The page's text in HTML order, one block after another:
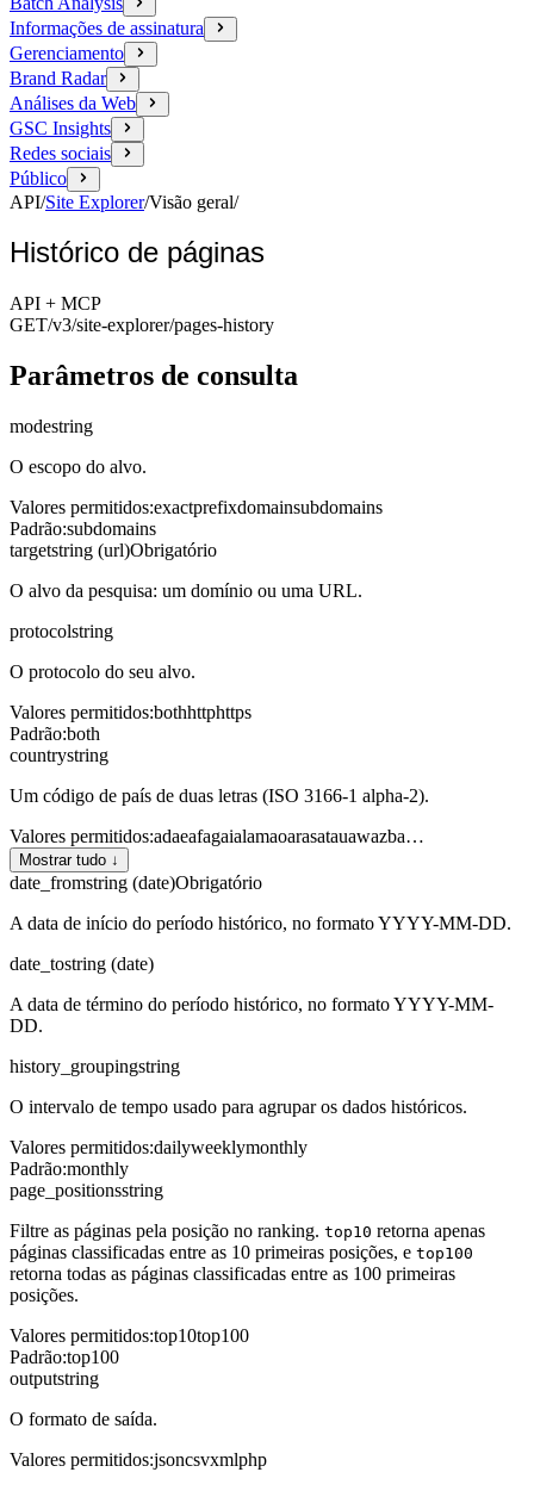
Informações de assinatura
Gerenciamento
Brand Radar
Análises da Web
GSC Insights
Redes sociais
Público
API/Site Explorer/Visão geral/
Histórico de páginas
API + MCP
GET/v3/site-explorer/pages-history
Parâmetros de consulta
modestring
O escopo do alvo.
Valores permitidos:exactprefixdomainsubdomains
Padrão:subdomains
targetstring (url)Obrigatório
O alvo da pesquisa: um domínio ou uma URL.
protocolstring
O protocolo do seu alvo.
Valores permitidos:bothhttphttps
Padrão:both
countrystring
Um código de país de duas letras (ISO 3166-1 alpha-2).
Valores permitidos:adaeafagaialamaoarasatauawazba…
Mostrar tudo ↓
date_fromstring (date)Obrigatório
A data de início do período histórico, no formato YYYY-MM-DD.
date_tostring (date)
A data de término do período histórico, no formato YYYY-MM-
DD.
history_groupingstring
O intervalo de tempo usado para agrupar os dados históricos.
Valores permitidos:dailyweeklymonthly
Padrão:monthly
page_positionsstring
Filtre as páginas pela posição no ranking. top10 retorna apenas
páginas classificadas entre as 10 primeiras posições, e top100
retorna todas as páginas classificadas entre as 100 primeiras
posições.
Valores permitidos:top10top100
Padrão:top100
outputstring
O formato de saída.
Valores permitidos:jsoncsvxmlphp